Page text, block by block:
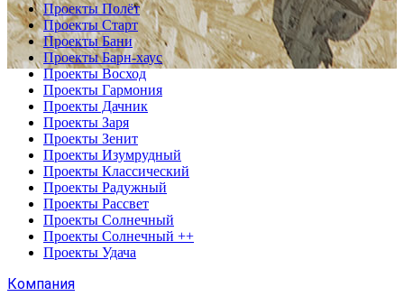
Проекты Полёт
Проекты Старт
Проекты Бани
Проекты Барн-хаус
Проекты Восход
Проекты Гармония
Проекты Дачник
Проекты Заря
Проекты Зенит
Проекты Изумрудный
Проекты Классический
Проекты Радужный
Проекты Рассвет
Проекты Солнечный
Проекты Солнечный ++
Проекты Удача
Компания